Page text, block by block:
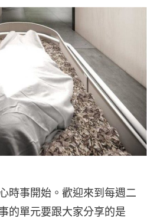
時事開始。歡迎來到每週二
的單元要跟大家分享的是